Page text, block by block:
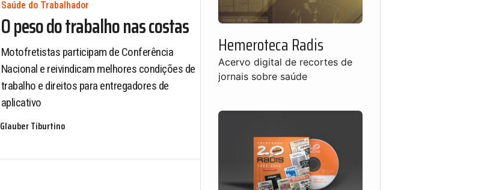
Saúde do Trabalhador
O peso do trabalho nas costas
Motofretistas participam de Conferência
Nacional e reivindicam melhores condições de
trabalho e direitos para entregadores de
aplicativo
Glauber Tiburtino
Hemeroteca Radis
Acervo digital de recortes de
jornais sobre saúde